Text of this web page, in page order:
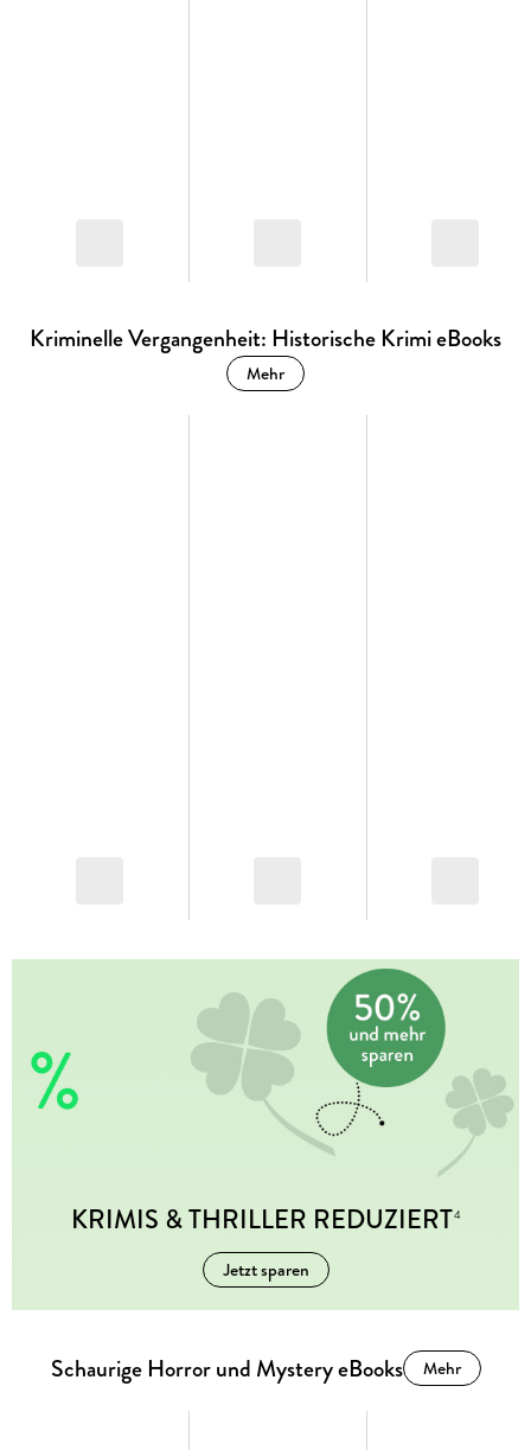
Kriminelle Vergangenheit: Historische Krimi eBooks
Mehr
KRIMIS & THRILLER REDUZIERT4
Jetzt sparen
Schaurige Horror und Mystery eBooks Mehr